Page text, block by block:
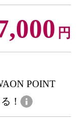
円
POINT
！